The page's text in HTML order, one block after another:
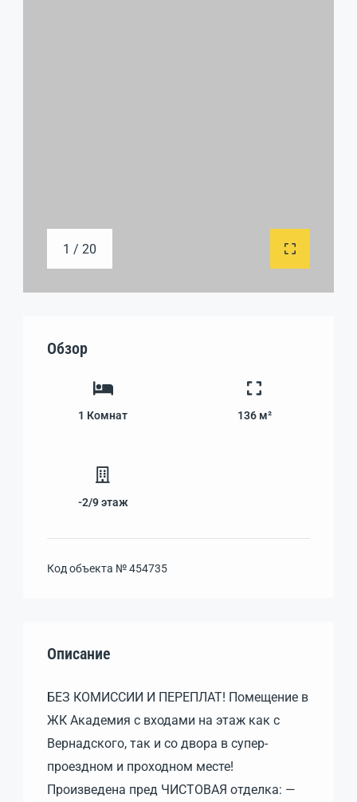
1 / 20
Обзор
1 Комнат 136 м²
-2/9 этаж
Код объекта №454735
Описание
БЕЗ КОМИССИИ И ПЕРЕПЛАТ! Помещение в
ЖК Академия с входами на этаж как с
Вернадского, так и со двора в супер-
проездном и проходном месте!
Произведена пред ЧИСТОВАЯ отделка: —